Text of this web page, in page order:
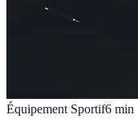
Équipement Sportif6 min